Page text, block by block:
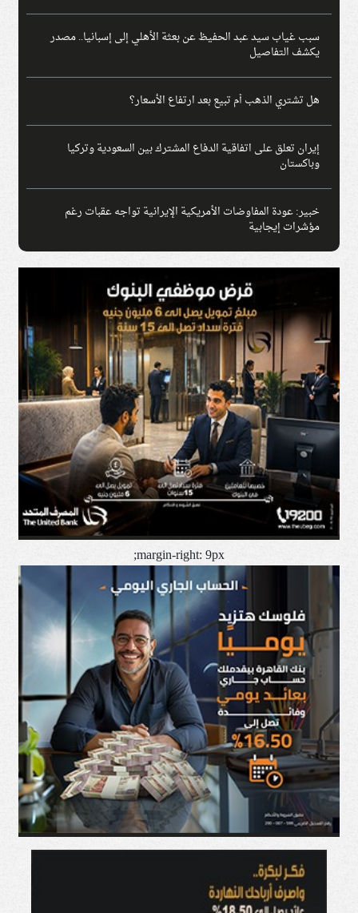
سبب غياب سيد عبد الحفيظ عن بعثة الأهلي إلى إسبانيا.. مصدر
يكشف التفاصيل
هل تشتري الذهب أم تبيع بعد ارتفاع الأسعار؟
إيران تعلق على اتفاقية الدفاع المشترك بين السعودية وتركيا
وباكستان
خبير: عودة المفاوضات الأمريكية الإيرانية تواجه عقبات رغم
مؤشرات إيجابية
margin-right: 9px;